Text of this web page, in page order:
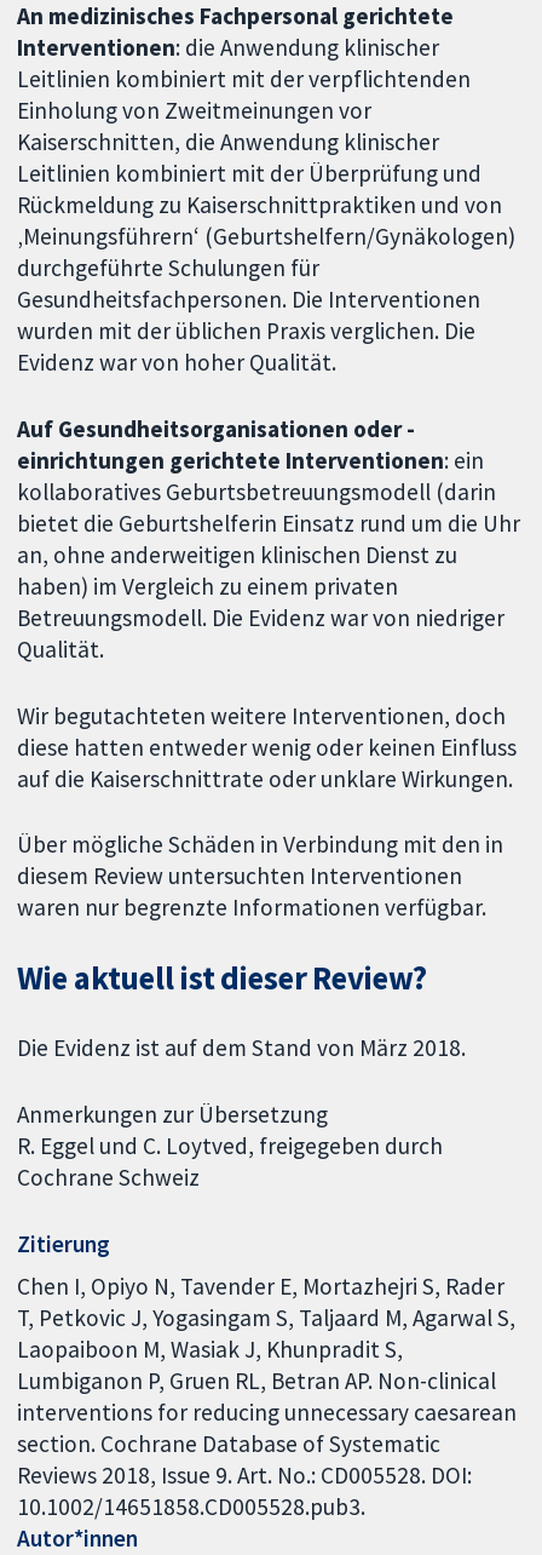
An medizinisches Fachpersonal gerichtete
Interventionen: die Anwendung klinischer
Leitlinien kombiniert mit der verpflichtenden
Einholung von Zweitmeinungen vor
Kaiserschnitten, die Anwendung klinischer
Leitlinien kombiniert mit der Überprüfung und
Rückmeldung zu Kaiserschnittpraktiken und von
‚Meinungsführern‘ (Geburtshelfern/Gynäkologen)
durchgeführte Schulungen für
Gesundheitsfachpersonen. Die Interventionen
wurden mit der üblichen Praxis verglichen. Die
Evidenz war von hoher Qualität.
Auf Gesundheitsorganisationen oder -
einrichtungen gerichtete Interventionen: ein
kollaboratives Geburtsbetreuungsmodell (darin
bietet die Geburtshelferin Einsatz rund um die Uhr
an, ohne anderweitigen klinischen Dienst zu
haben) im Vergleich zu einem privaten
Betreuungsmodell. Die Evidenz war von niedriger
Qualität.
Wir begutachteten weitere Interventionen, doch
diese hatten entweder wenig oder keinen Einfluss
auf die Kaiserschnittrate oder unklare Wirkungen.
Über mögliche Schäden in Verbindung mit den in
diesem Review untersuchten Interventionen
waren nur begrenzte Informationen verfügbar.
Wie aktuell ist dieser Review?
Die Evidenz ist auf dem Stand von März 2018.
Anmerkungen zur Übersetzung
R. Eggel und C. Loytved, freigegeben durch
Cochrane Schweiz
Zitierung
Chen I, Opiyo N, Tavender E, Mortazhejri S, Rader
T, Petkovic J, Yogasingam S, Taljaard M, Agarwal S,
Laopaiboon M, Wasiak J, Khunpradit S,
Lumbiganon P, Gruen RL, Betran AP. Non-clinical
interventions for reducing unnecessary caesarean
section. Cochrane Database of Systematic
Reviews 2018, Issue 9. Art. No.: CD005528. DOI:
10.1002/14651858.CD005528.pub3.
Autor*innen